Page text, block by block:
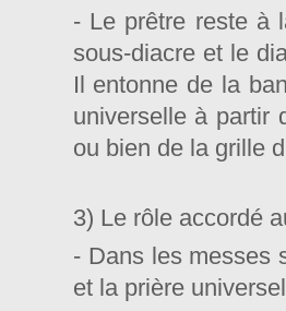
- Le prêtre reste à
sous-diacre et le
Il entonne de la
universelle à partir
ou bien de la grille
3) Le rôle accordé
- Dans les messes
et la prière